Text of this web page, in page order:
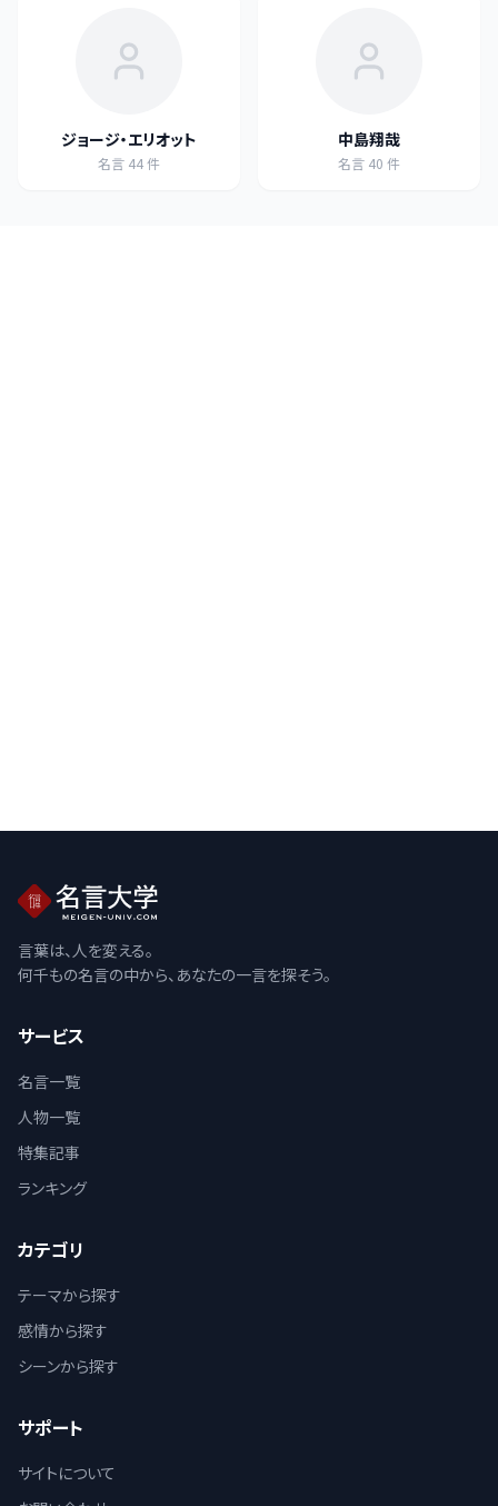
ジョージ・エリオット
名言 44件
中島翔哉
名言 40 件
言葉は、人を変える。
何千もの名言の中から、あなたの一言を探そう。
サービス
名言一覧
人物一覧
特集記事
ランキング
カテゴリ
テーマから探す
感情から探す
シーンから探す
サポート
サイトについて